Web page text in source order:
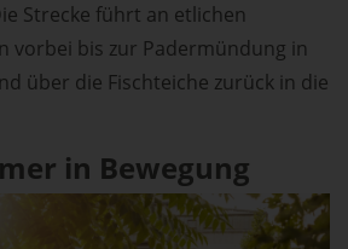
Strecke führt an etlichen
vorbei bis zur Padermündung in
über die Fischteiche zurück in die
in Bewegung